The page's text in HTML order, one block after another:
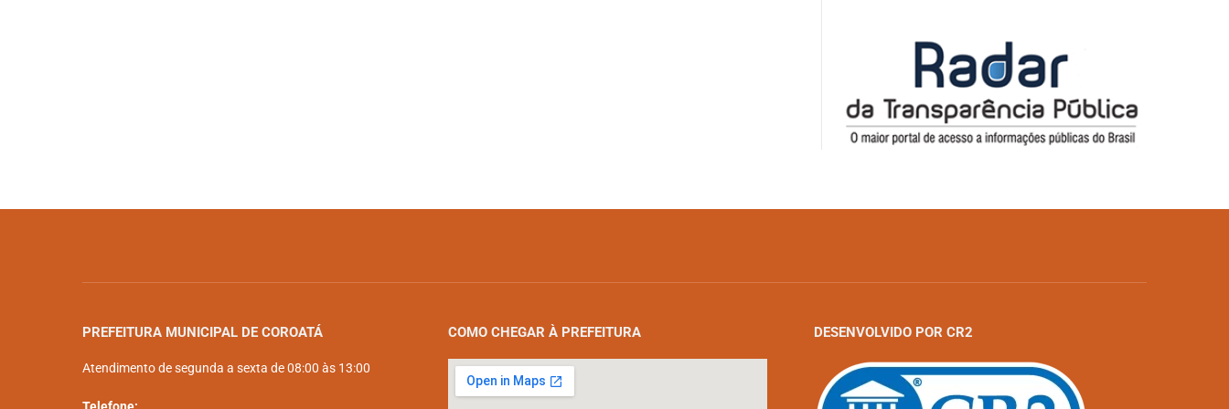
PREFEITURA MUNICIPAL DE COROATÁ
Atendimento de segunda a sexta de 08:00 às 13:00
COMO CHEGAR À PREFEITURA DESENVOLVIDO POR CR2